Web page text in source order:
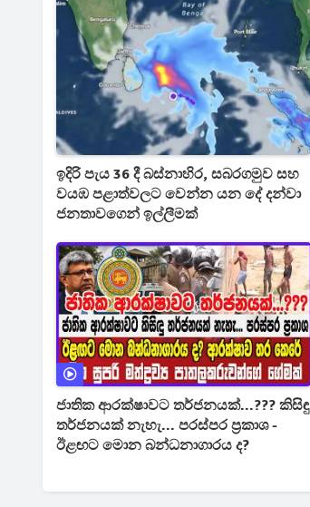
ඉදිරි පැය 36 දී බස්නාහිර, සබරගමුව සහ
වයඹ පළාත්වලට වෙන්න යන දේ දන්වා
ජනතාවගෙන් ඉල්ලීමක්
ජාතික ආරක්ෂාවට තර්ජනයක්...??? කිසිඳු
තර්ජනයක් නැහැ... පරස්පර ප්‍රකාශ -
ඊළඟට මොන බන්ධනාගාරය ද?